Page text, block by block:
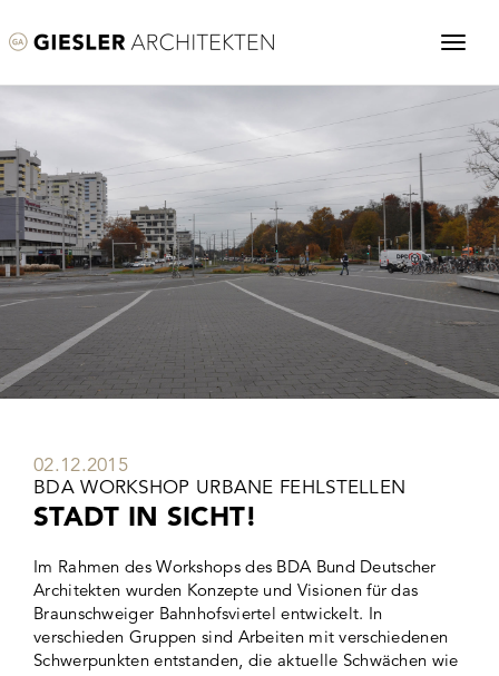
02.12.2015
BDA WORKSHOP URBANE FEHLSTELLEN
STADT IN SICHT!
Im Rahmen des Workshops des BDA Bund Deutscher
Architekten wurden Konzepte und Visionen für das
Braunschweiger Bahnhofsviertel entwickelt. In
verschieden Gruppen sind Arbeiten mit verschiedenen
Schwerpunkten entstanden, die aktuelle Schwächen wie